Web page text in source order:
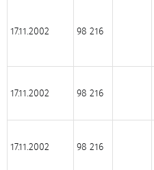
17.11.2002 98 216
17.11.2002 98 216
17.11.2002 98 216